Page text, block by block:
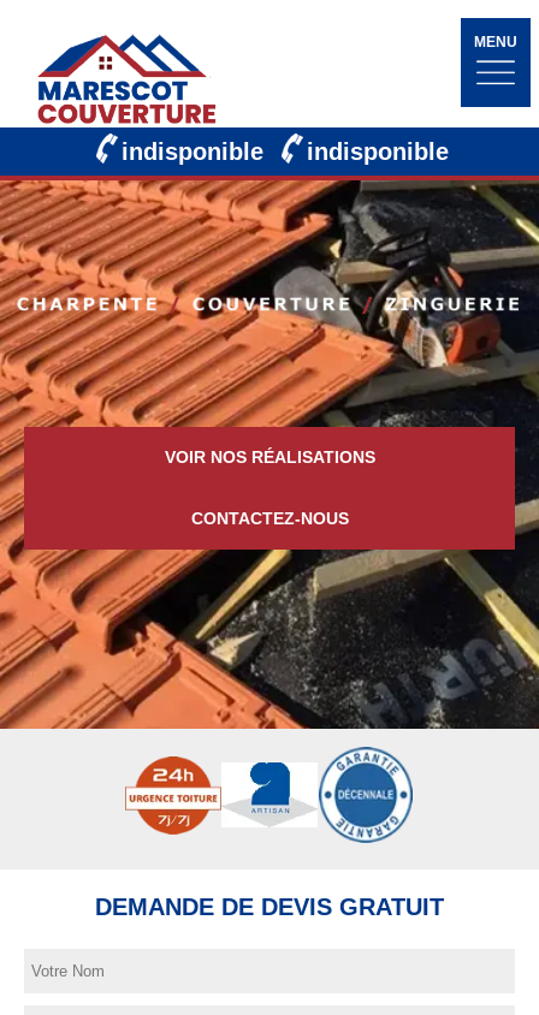
MENU
indisponible indisponible
VOIR NOS RÉALISATIONS
CONTACTEZ-NOUS
DEMANDE DE DEVIS GRATUIT